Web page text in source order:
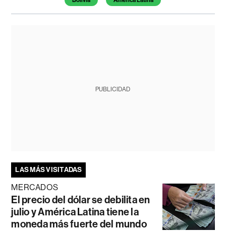
PUBLICIDAD
LAS MÁS VISITADAS
MERCADOS
El precio del dólar se debilita en
julio y América Latina tiene la
moneda más fuerte del mundo